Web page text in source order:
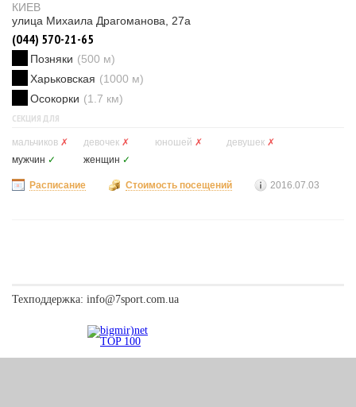
КИЕВ
улица Михаила Драгоманова, 27а
(044) 570-21-65
Позняки (500 м)
Харьковская (1000 м)
Осокорки (1.7 км)
СЕКЦИЯ ДЛЯ
мальчиков ✗ девочек ✗ юношей ✗ девушек ✗
мужчин ✓ женщин ✓
Расписание Стоимость посещений 2016.07.03
Техподдержка: info@7sport.com.ua